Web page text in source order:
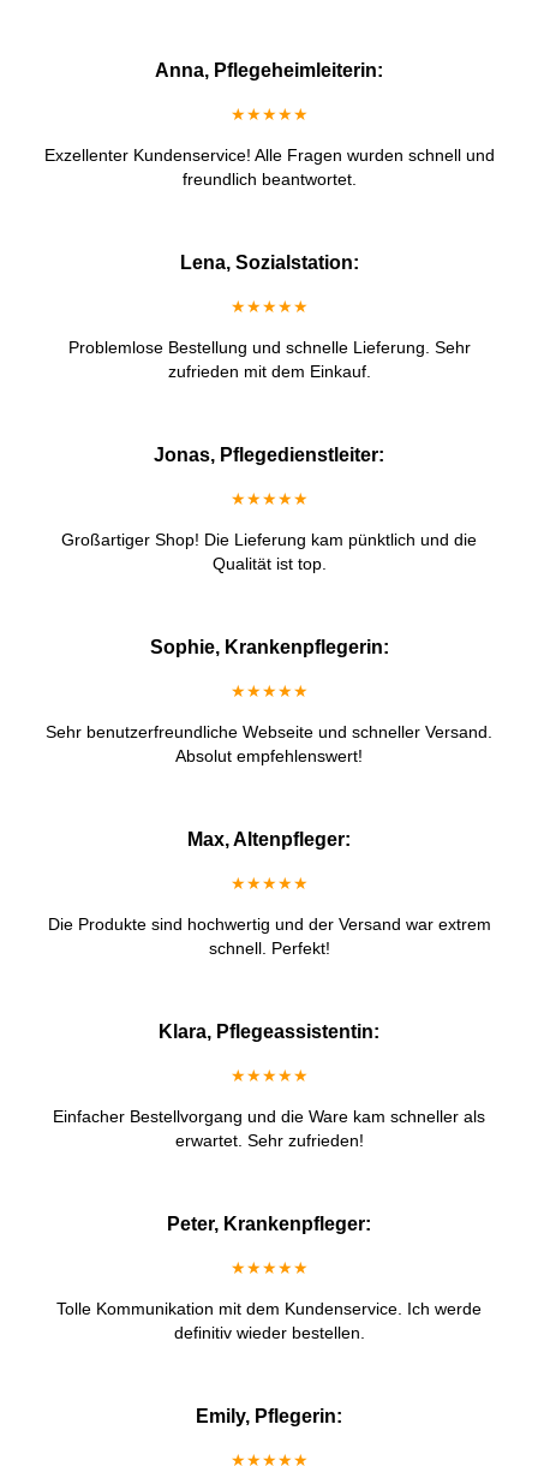
Anna, Pflegeheimleiterin:
★★★★★
Exzellenter Kundenservice! Alle Fragen wurden schnell und
freundlich beantwortet.
Lena, Sozialstation:
★★★★★
Problemlose Bestellung und schnelle Lieferung. Sehr
zufrieden mit dem Einkauf.
Jonas, Pflegedienstleiter:
★★★★★
Großartiger Shop! Die Lieferung kam pünktlich und die
Qualität ist top.
Sophie, Krankenpflegerin:
★★★★★
Sehr benutzerfreundliche Webseite und schneller Versand.
Absolut empfehlenswert!
Max, Altenpfleger:
★★★★★
Die Produkte sind hochwertig und der Versand war extrem
schnell. Perfekt!
Klara, Pflegeassistentin:
★★★★★
Einfacher Bestellvorgang und die Ware kam schneller als
erwartet. Sehr zufrieden!
Peter, Krankenpfleger:
★★★★★
Tolle Kommunikation mit dem Kundenservice. Ich werde
definitiv wieder bestellen.
Emily, Pflegerin:
★★★★★